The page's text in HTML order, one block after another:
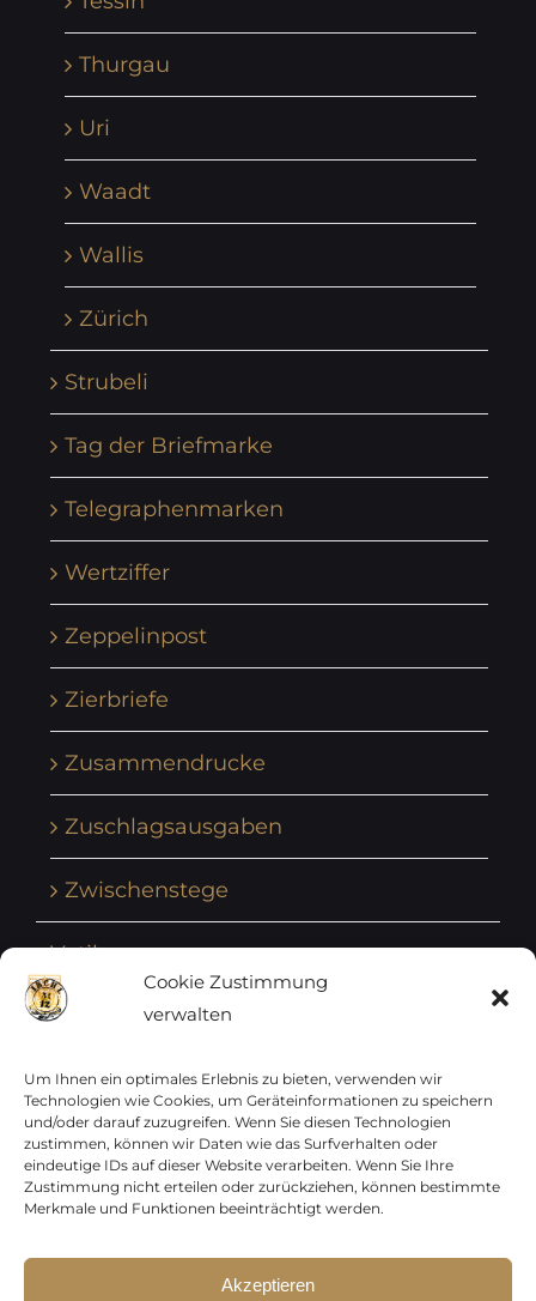
Cookie Zustimmung
verwalten
Um Ihnen ein optimales Erlebnis zu bieten, verwenden wir
Technologien wie Cookies, um Geräteinformationen zu speichern
und/oder darauf zuzugreifen. Wenn Sie diesen Technologien
zustimmen, können wir Daten wie das Surfverhalten oder
eindeutige IDs auf dieser Website verarbeiten. Wenn Sie Ihre
Zustimmung nicht erteilen oder zurückziehen, können bestimmte
Merkmale und Funktionen beeinträchtigt werden.
Akzeptieren
Thurgau
Uri
Waadt
Wallis
Zürich
Strubeli
Tag der Briefmarke
Telegraphenmarken
Wertziffer
Zeppelinpost
Zierbriefe
Zusammendrucke
Zuschlagsausgaben
Zwischenstege
Vatikan
Vereinte Nationen
Vorphilatelie
Zensurbelege Österreich
Zensurbelege Schweiz